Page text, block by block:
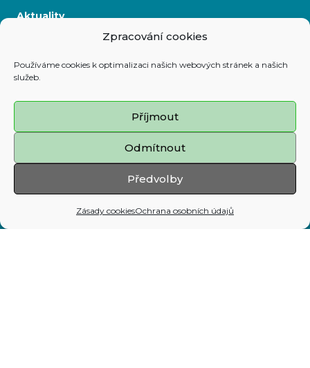
Zpracování cookies
Používáme cookies k optimalizaci našich webových stránek a našich
služeb.
Příjmout
Odmítnout
Předvolby
Zásady cookiesOchrana osobních údajů
Aktuality
Prohlášení o přístupnosti